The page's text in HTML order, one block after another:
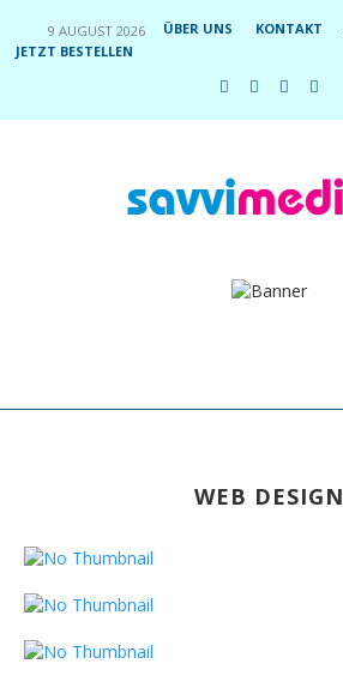
9 AUGUST 2026 ÜBER UNS KONTAKT
JETZT BESTELLEN
WEB DESIGN